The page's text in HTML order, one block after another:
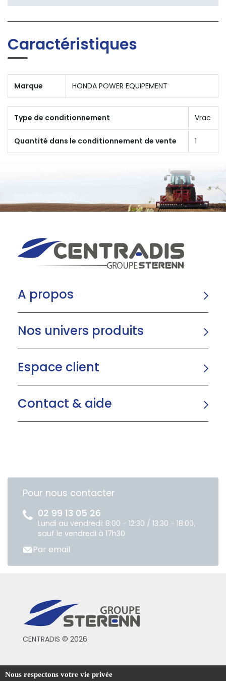
Caractéristiques
Marque HONDA POWER EQUIPEMENT
Type de conditionnement Vrac
Quantité dans le conditionnement de vente 1
A propos
Nos univers produits
Espace client
Contact & aide
Pour nous contacter
02 99 13 05 26
Lundi au vendredi: 8:00 - 12:30 / 13:30 - 18:00,
sauf le vendredi à 17h30
Par email
CENTRADIS © 2026
Conditions générales de vente
Nous respectons votre vie privée